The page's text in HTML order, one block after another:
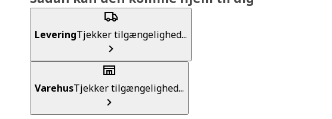
LeveringTjekker tilgængelighed...
VarehusTjekker tilgængelighed...